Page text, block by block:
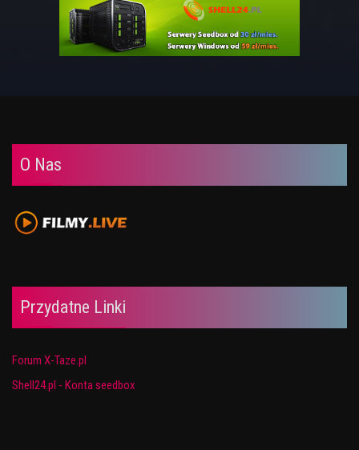
O Nas
Przydatne Linki
Forum X-Taze.pl
Shell24.pl - Konta seedbox